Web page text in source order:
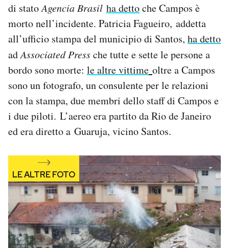
CALENDARIO
AREA PERSONALE
Area Personale
Newsletter
Notifiche mobile
Regala il Post
Hai bisogno di aiuto?
di statoAgencia Brasil ha dettoche Campos è
morto nell’incidente. Patricia Fagueiro, addetta
all’ufficio stampa del municipio di Santos, ha detto
adAssociated Pressche tutte e sette le persone a
bordo sono morte: le altre vittime oltre a Campos
sono un fotografo, un consulente per le relazioni
con la stampa, due membri dello staff di Campos e
i due piloti. L’aereo era partito da Rio de Janeiro
ed era diretto a Guaruja, vicino Santos.